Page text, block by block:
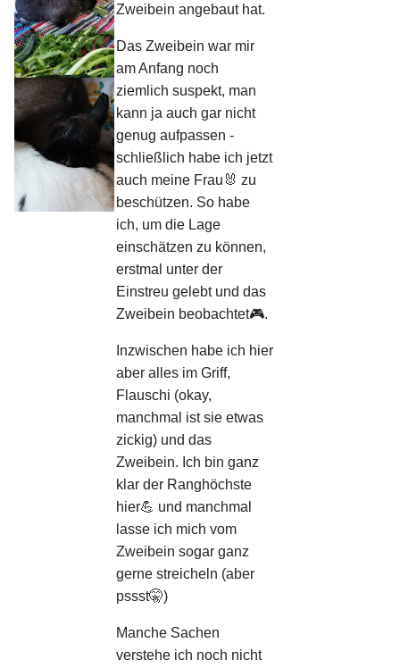
Zweibein angebaut hat.
Das Zweibein war mir
am Anfang noch
ziemlich suspekt, man
kann ja auch gar nicht
genug aufpassen -
schließlich habe ich jetzt
auch meine Frau🐰 zu
beschützen. So habe
ich, um die Lage
einschätzen zu können,
erstmal unter der
Einstreu gelebt und das
Zweibein beobachtet🎮.
Inzwischen habe ich hier
aber alles im Griff,
Flauschi (okay,
manchmal ist sie etwas
zickig) und das
Zweibein. Ich bin ganz
klar der Ranghöchste
hier💪 und manchmal
lasse ich mich vom
Zweibein sogar ganz
gerne streicheln (aber
pssst🤫)
Manche Sachen
verstehe ich noch nicht